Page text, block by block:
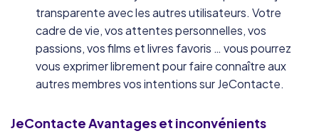
transparente avec les autres utilisateurs. Votre
cadre de vie, vos attentes personnelles, vos
passions, vos films et livres favoris … vous pourrez
vous exprimer librement pour faire connaître aux
autres membres vos intentions sur JeContacte.
JeContacteAvantages et inconvénients